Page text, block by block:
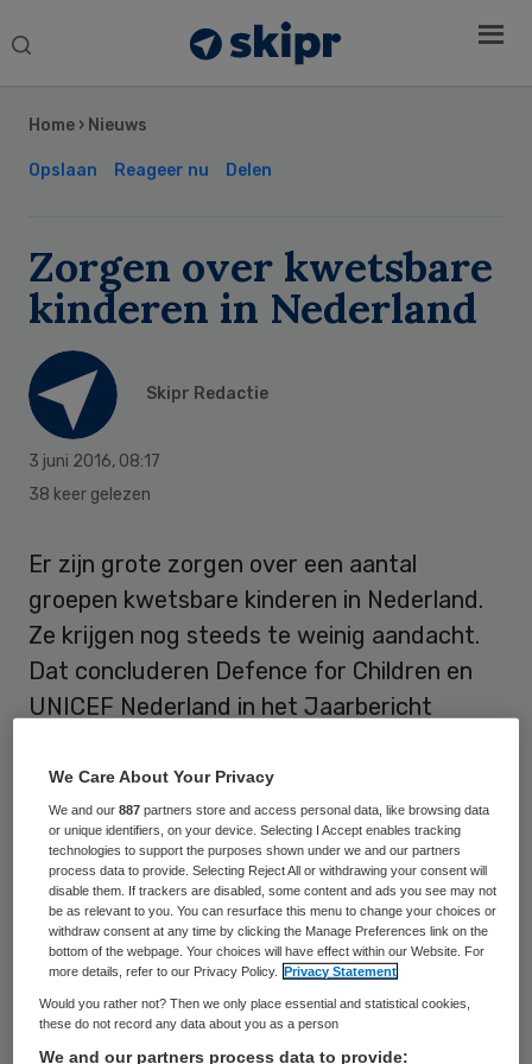
Search
Home › Nieuws
Opslaan Reageer nu Delen
Zorgen over kwetsbare
kinderen in Nederland
Skipr Redactie
3 juni 2016, 08:17
38 keer gelezen
Er zijn grote zorgen over een aantal
groepen kwetsbare kinderen in Nederland.
Ze krijgen nog steeds te weinig aandacht.
Dat concluderen Defence for Children en
UNICEF Nederland in het Jaarbericht
voor de situatie van kinderen.
“Er is vooruitgang geboekt, maar er zijn nog
steeds kwetsbare kinderen die tussen wal
en schip vallen. Dat moet anders”, zo stelt
Jan Bouke Wijbrandi, directeur van UNICEF
Nederland.
Landelijke werkwijze
Sidebar
We Care About Your Privacy
We and our887 partners store and access personal data, like browsing data
or unique identifiers, on your device. Selecting I Accept enables tracking
technologies to support the purposes shown under we and our partners
process data to provide. Selecting Reject All or withdrawing your consent will
disable them. If trackers are disabled, some content and ads you see may not
be as relevant to you. You can resurface this menu to change your choices or
withdraw consent at any time by clicking the Manage Preferences link on the
bottom of the webpage. Your choices will have effect within our Website. For
more details, refer to our Privacy Policy.
Privacy Statement
Would you rather not? Then we only place essential and statistical cookies,
these do not record any data about you as a person
We and our partners process data to provide: